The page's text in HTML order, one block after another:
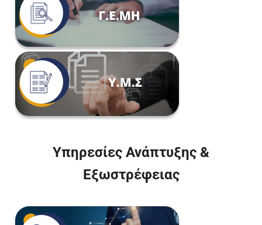
Υπηρεσίες Ανάπτυξης &
Εξωστρέφειας